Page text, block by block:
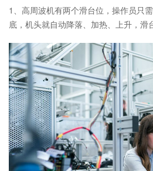
1、高周波机有两个滑台位，操作员只
底，机头就自动降落、加热、上升，滑
用特有低损失的同轴振荡